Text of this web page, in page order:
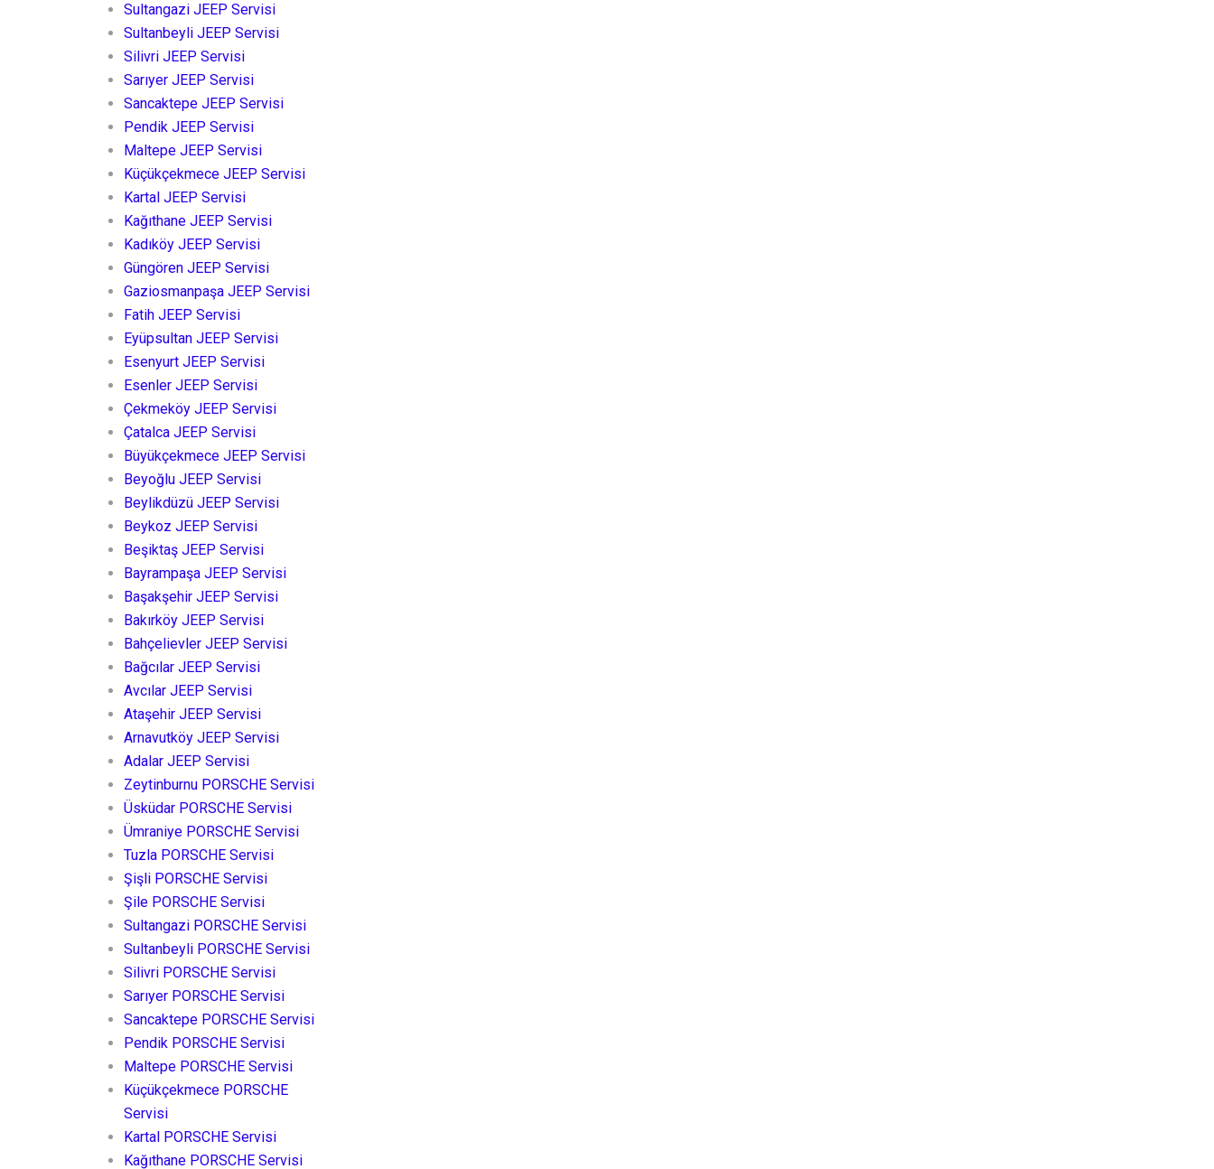
Sultangazi JEEP Servisi
Sultanbeyli JEEP Servisi
Silivri JEEP Servisi
Sarıyer JEEP Servisi
Sancaktepe JEEP Servisi
Pendik JEEP Servisi
Maltepe JEEP Servisi
Küçükçekmece JEEP Servisi
Kartal JEEP Servisi
Kağıthane JEEP Servisi
Kadıköy JEEP Servisi
Güngören JEEP Servisi
Gaziosmanpaşa JEEP Servisi
Fatih JEEP Servisi
Eyüpsultan JEEP Servisi
Esenyurt JEEP Servisi
Esenler JEEP Servisi
Çekmeköy JEEP Servisi
Çatalca JEEP Servisi
Büyükçekmece JEEP Servisi
Beyoğlu JEEP Servisi
Beylikdüzü JEEP Servisi
Beykoz JEEP Servisi
Beşiktaş JEEP Servisi
Bayrampaşa JEEP Servisi
Başakşehir JEEP Servisi
Bakırköy JEEP Servisi
Bahçelievler JEEP Servisi
Bağcılar JEEP Servisi
Avcılar JEEP Servisi
Ataşehir JEEP Servisi
Arnavutköy JEEP Servisi
Adalar JEEP Servisi
Zeytinburnu PORSCHE Servisi
Üsküdar PORSCHE Servisi
Ümraniye PORSCHE Servisi
Tuzla PORSCHE Servisi
Şişli PORSCHE Servisi
Şile PORSCHE Servisi
Sultangazi PORSCHE Servisi
Sultanbeyli PORSCHE Servisi
Silivri PORSCHE Servisi
Sarıyer PORSCHE Servisi
Sancaktepe PORSCHE Servisi
Pendik PORSCHE Servisi
Maltepe PORSCHE Servisi
Küçükçekmece PORSCHE
Servisi
Kartal PORSCHE Servisi
Kağıthane PORSCHE Servisi